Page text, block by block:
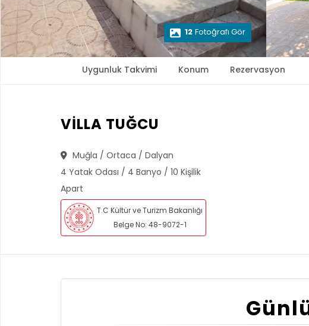
12 Fotoğrafı Gör
Uygunluk Takvimi Konum Rezervasyon
VİLLA TUĞCU
Muğla / Ortaca / Dalyan
4 Yatak Odası / 4 Banyo / 10 Kişilik
Apart
T.C Kültür ve Turizm Bakanlığı
Belge No: 48-9072-1